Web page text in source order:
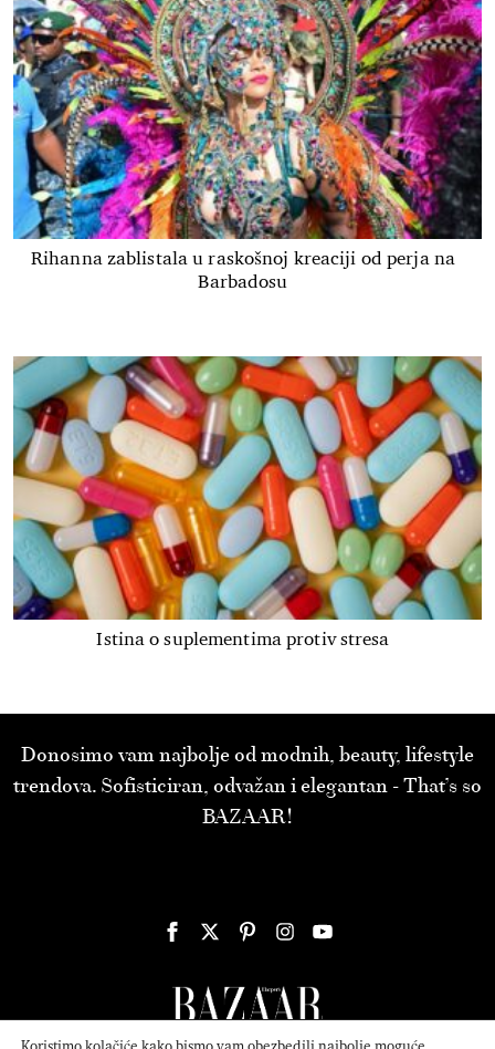
Rihanna zablistala u raskošnoj kreaciji od perja na
Barbadosu
Istina o suplementima protiv stresa
Donosimo vam najbolje od modnih, beauty, lifestyle
trendova. Sofisticiran, odvažan i elegantan - That’s so
BAZAAR!